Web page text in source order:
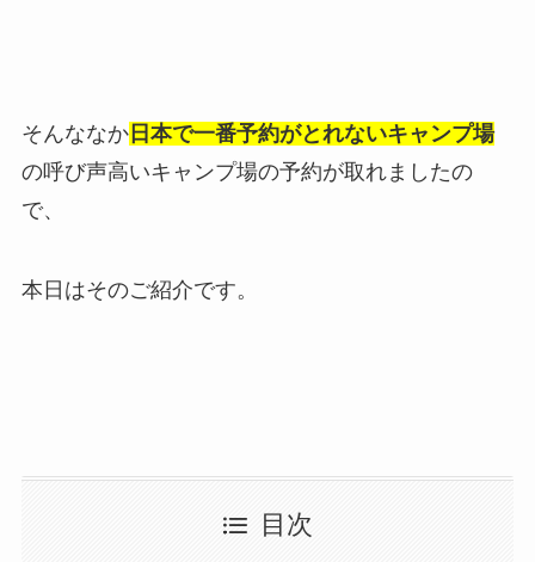
そんななか日本で一番予約がとれないキャンプ場
の呼び声高いキャンプ場の予約が取れましたの
で、
本日はそのご紹介です。
目次